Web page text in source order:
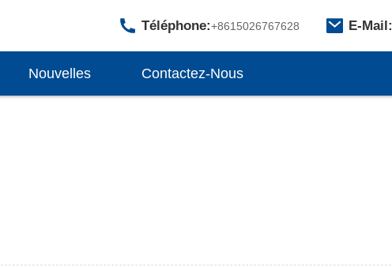
Téléphone:+8615026767628 E-Mail:
Nouvelles Contactez-Nous